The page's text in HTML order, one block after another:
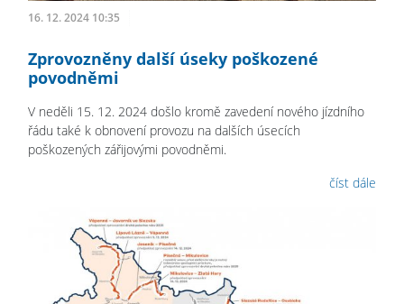
16. 12. 2024 10:35
Zprovozněny další úseky poškozené
povodněmi
V neděli 15. 12. 2024 došlo kromě zavedení nového jízdního
řádu také k obnovení provozu na dalších úsecích
poškozených zářijovými povodněmi.
číst dále